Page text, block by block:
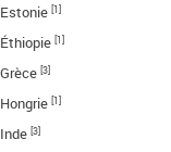
Estonie [1]
Éthiopie [1]
Grèce [3]
Hongrie [1]
Inde [3]